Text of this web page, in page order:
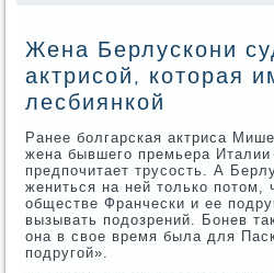
Жена Берлускони
актрисой, которая
лесбиянкой
Ранее болгарская актриса
жена бывшего премьера
предпочитает трусость. А
жениться на ней только потом,
обществе Франчески и ее
вызывать подозрений. Бонев
она в свое время была для
подругой».